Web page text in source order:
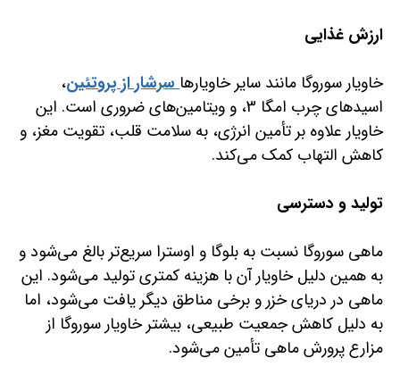
ارزش غذایی
خاویار سوروگا مانند سایر خاویارهاسرشار از پروتئین،
اسیدهای چرب امگا 3، و ویتامین‌های ضروری است. این
خاویار علاوه بر تأمین انرژی، به سلامت قلب، تقویت مغز، و
کاهش التهاب کمک می‌کند.
تولید و دسترسی
ماهی سوروگا نسبت به بلوگا و اوسترا سریع‌تر بالغ می‌شود و
به همین دلیل خاویار آن با هزینه کمتری تولید می‌شود. این
ماهی در دریای خزر و برخی مناطق دیگر یافت می‌شود، اما
به دلیل کاهش جمعیت طبیعی، بیشتر خاویار سوروگا از
مزارع پرورش ماهی تأمین می‌شود.